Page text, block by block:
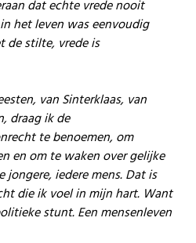
dat echte vrede nooit
het leven was eenvoudig
de stilte, vrede is
van Sinterklaas, van
draag ik de
te benoemen, om
en om te waken over gelijke
jongere, iedere mens. Dat is
die ik voel in mijn hart. Want
stunt. Een mensenleven